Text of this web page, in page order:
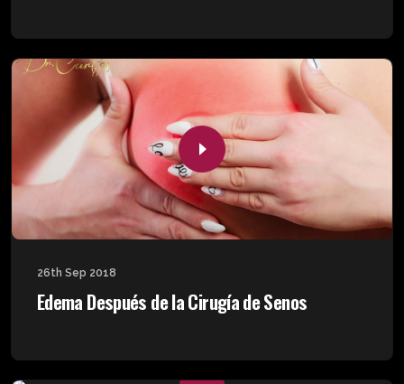
26th Sep 2018
Edema Después de la Cirugía de Senos